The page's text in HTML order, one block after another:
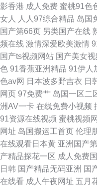
影香港 成人免费 蜜桃91色
女人
人人97综合精品 岛国
国产第66页 另类国产在线
频在线 激情深爱欧美激情
国产ts视频网站 国产美女
色 91香蕉亚洲精品 91伊人
色av网 日本波多野吉衣 日
网页 97免费艹 岛国一区二
洲AV一卡 在线免费小视频
91资源在线视频 蜜桃视频
网址 岛国搬运工首页 伦理
在线观看日本黄 亚洲国产
产精品探花一区 成人免费
日韩 国产精品无码亚洲 国
在线看 成人午夜网址 五月